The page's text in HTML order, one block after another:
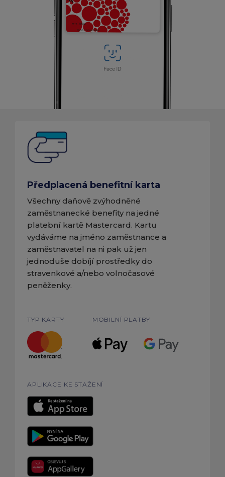
Předplacená benefitní karta
Všechny daňově zvýhodněné
zaměstnanecké benefity na jedné
platební kartě Mastercard. Kartu
vydáváme na jméno zaměstnance a
zaměstnavatel na ni pak už jen
jednoduše dobíjí prostředky do
stravenkové a/nebo volnočasové
peněženky.
TYP KARTY MOBILNÍ PLATBY
APLIKACE KE STAŽENÍ